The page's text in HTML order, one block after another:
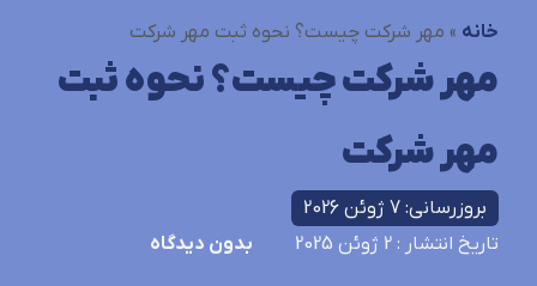
خانه » مهر شرکت چیست؟ نحوه ثبت مهر شرکت
مهر شرکت چیست؟ نحوه ثبت
مهر شرکت
بروزرسانی: 7 ژوئن 2026
تاریخ انتشار : 2 ژوئن 2025 بدون دیدگاه